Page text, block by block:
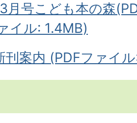
月号こども本の森
イル: 1.4MB)
刊案内 (PDFファイ